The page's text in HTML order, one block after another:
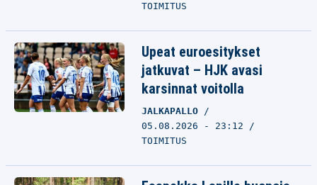
TOIMITUS
Upeat euroesitykset
jatkuvat – HJK avasi
karsinnat voitolla
JALKAPALLO
05.08.2026 - 23:12
TOIMITUS